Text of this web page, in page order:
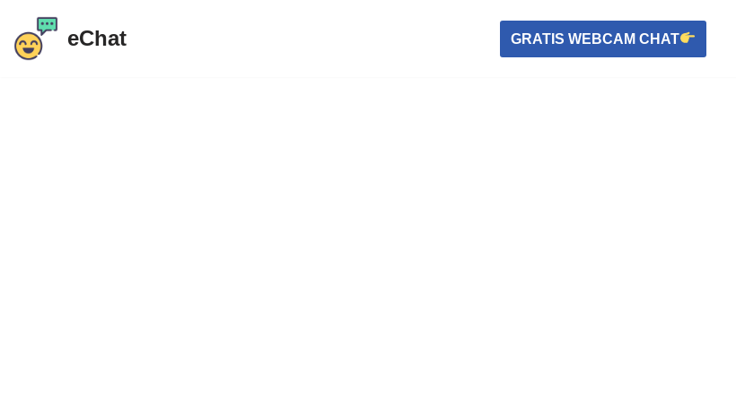
Gå
eChat GRATIS WEBCAM CHAT